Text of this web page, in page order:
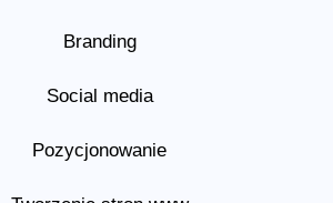
Branding
Social media
Pozycjonowanie